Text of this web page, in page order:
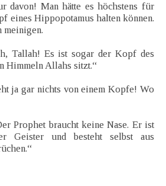
davon! Man hätte es höchstens für
eines Hippopotamus halten können.
meinigen.
Tallah! Es ist sogar der Kopf des
Himmeln Allahs sitzt.“
ja gar nichts von einem Kopfe! Wo
Prophet braucht keine Nase. Er ist
Geister und besteht selbst aus